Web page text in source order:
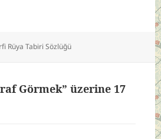
Rüya Tabiri Sözlüğü
Görmek” üzerine 17